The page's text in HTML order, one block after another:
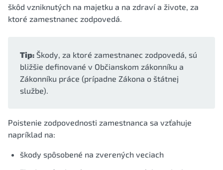
škôd vzniknutých na majetku a na zdraví a živote, za
ktoré zamestnanec zodpovedá.
Tip: Škody, za ktoré zamestnanec zodpovedá, sú
bližšie definované v Občianskom zákonníku a
Zákonníku práce (prípadne Zákona o štátnej
službe).
Poistenie zodpovednosti zamestnanca sa vzťahuje
napríklad na:
škody spôsobené na zverených veciach